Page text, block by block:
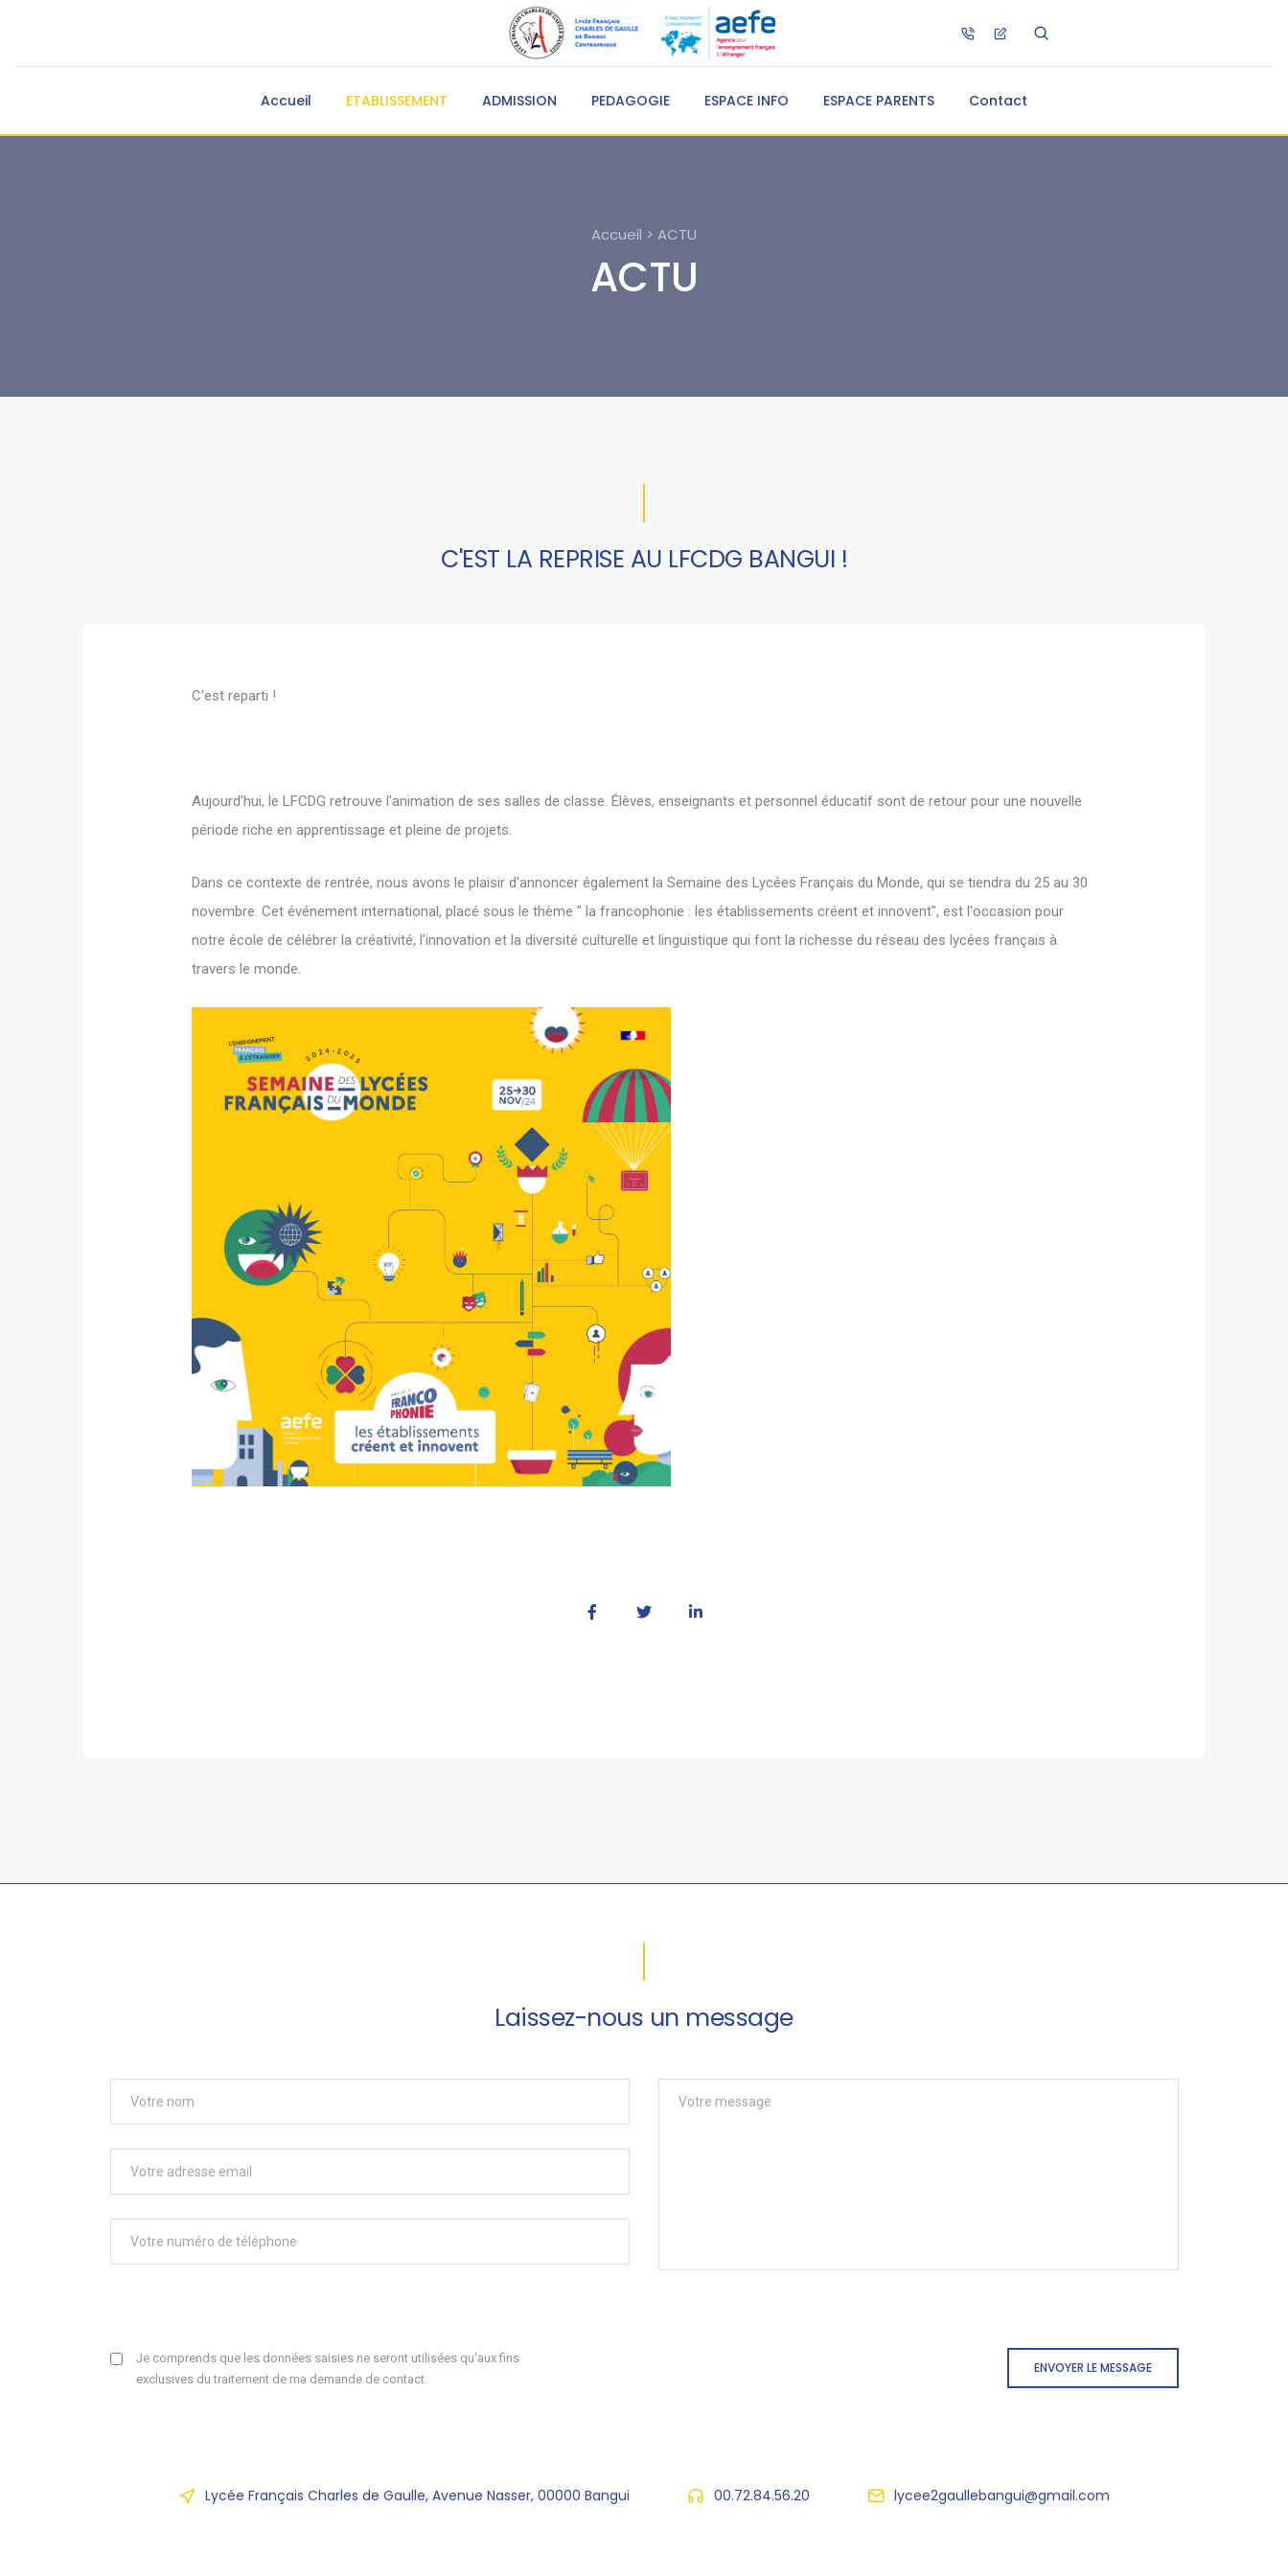
Accueil ETABLISSEMENT ADMISSION PEDAGOGIE ESPACE INFO ESPACE PARENTS Contact
Accueil > ACTU
ACTU
C'EST LA REPRISE AU LFCDG BANGUI !
C'est reparti !
Aujourd'hui, le LFCDG retrouve l'animation de ses salles de classe. Élèves, enseignants et personnel éducatif sont de retour pour une nouvelle
période riche en apprentissage et pleine de projets.
Dans ce contexte de rentrée, nous avons le plaisir d'annoncer également la Semaine des Lycées Français du Monde, qui se tiendra du 25 au 30
novembre. Cet événement international, placé sous le thème " la francophonie : les établissements créent et innovent", est l'occasion pour
notre école de célébrer la créativité, l'innovation et la diversité culturelle et linguistique qui font la richesse du réseau des lycées français à
travers le monde.
Laissez-nous un message
Je comprends que les données saisies ne seront utilisées qu'aux fins
exclusives du traitement de ma demande de contact.
ENVOYER LE MESSAGE
Lycée Français Charles de Gaulle, Avenue Nasser, 00000 Bangui 00.72.84.56.20 lycee2gaullebangui@gmail.com